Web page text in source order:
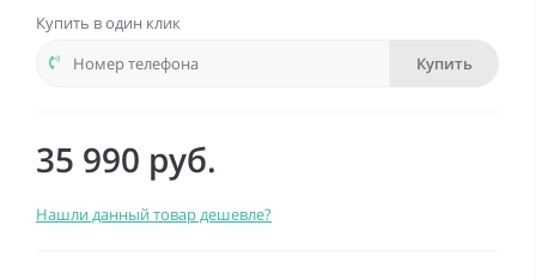
Купить в один клик
Купить
35 990 руб.
Нашли данный товар дешевле?